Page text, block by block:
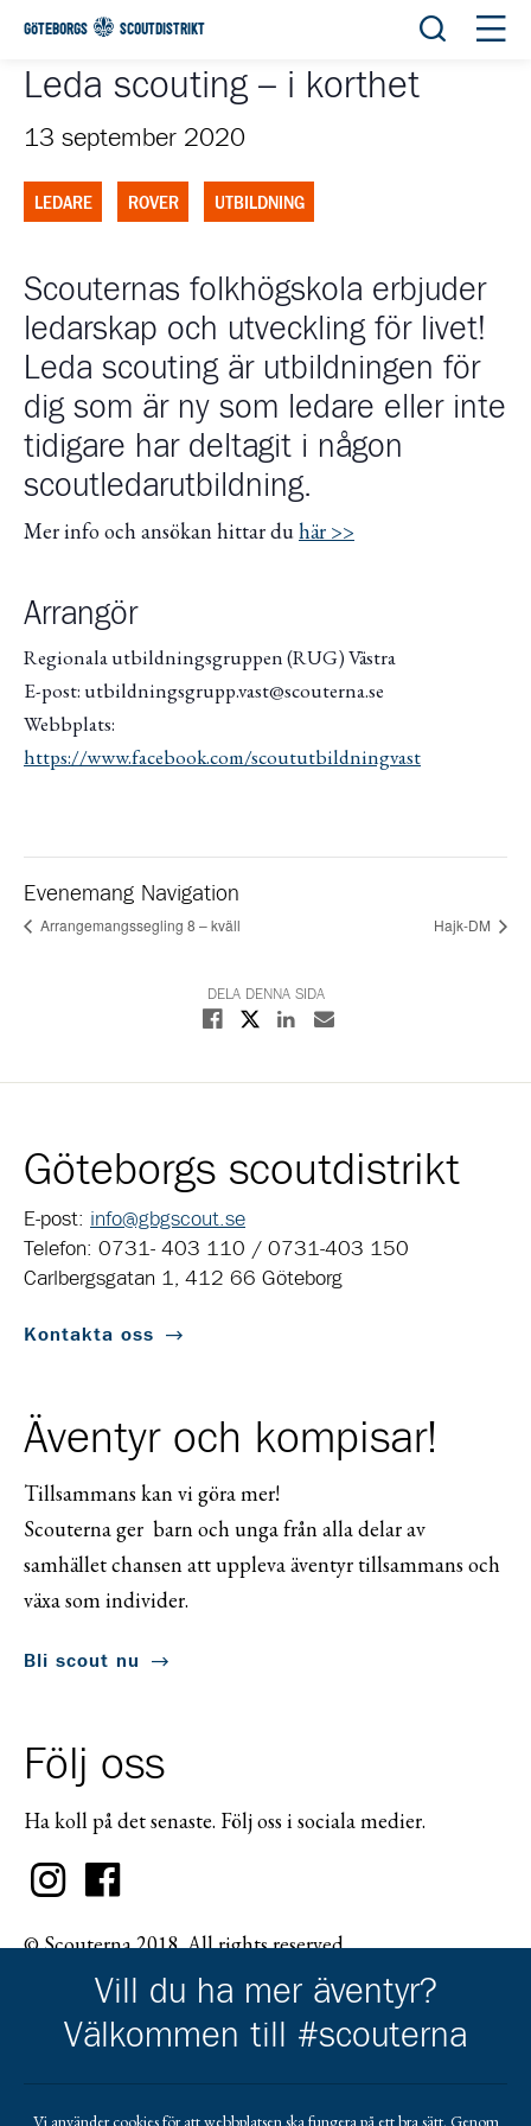
GÖTEBORGS SCOUTDISTRIKT Öppna
Leda scouting – i korthet
13 september 2020
LEDARE ROVER UTBILDNING
Scouternas folkhögskola erbjuder
ledarskap och utveckling för livet!
Leda scouting är utbildningen för
dig som är ny som ledare eller inte
tidigare har deltagit i någon
scoutledarutbildning.
Mer info och ansökan hittar duhär >>
Arrangör
Regionala utbildningsgruppen (RUG) Västra
E-post: utbildningsgrupp.vast@scouterna.se
Webbplats:
https://www.facebook.com/scoututbildningvast
Evenemang Navigation
Arrangemangssegling 8 – kväll Hajk-DM
DELA DENNA SIDA
Dela på Facebook
Dela på XDela på Linkedin
Dela med E-post
Göteborgs scoutdistrikt
E-post: info@gbgscout.se
Telefon: 0731- 403 110 / 0731-403 150
Carlbergsgatan 1, 412 66 Göteborg
Kontakta oss
Äventyr och kompisar!
Tillsammans kan vi göra mer!
Scouterna ger barn och unga från alla delar av
samhället chansen att uppleva äventyr tillsammans och
växa som individer.
Bli scout nu
Följ oss
Ha koll på det senaste. Följ oss i sociala medier.
© Scouterna 2018. All rights reserved.
Vill du ha mer äventyr?
Välkommen till #scouterna
Vi använder cookies för att webbplatsen ska fungera på ett bra sätt. Genom